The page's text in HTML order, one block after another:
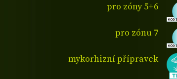
pro zóny 5+6
pro zónu 7
mykorhizní přípravek